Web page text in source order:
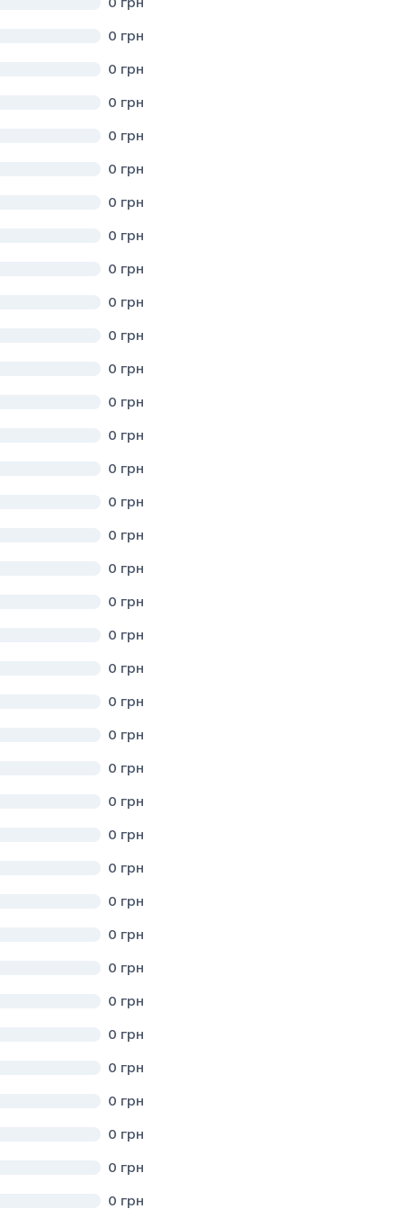
0 грн
громади Львівського району Львівської області"
0 грн
СТРИЙСЬКОГО РАЙОНУ ЛЬВІВСЬКОЇ ОБЛАСТІ"
0 грн
0 грн
0 грн
0 грн
ЛЬВІВСЬКОГО РАЙОНУ ЛЬВІВСЬКОЇ ОБЛАСТІ
0 грн
0 грн
району Львівської області
0 грн
0 грн
району Львівської області
0 грн
РАЙОНУ ЛЬВІВСЬКОЇ ОБЛАСТІ
0 грн
району Львівської області
0 грн
0 грн
0 грн
0 грн
СІЛЬСЬКОЇ РАДИ
0 грн
району Львівської області»
0 грн
0 грн
Місто" Самбірського району Львівської області
0 грн
СМТ. НИЖАНКОВИЧІ САМБІРСЬКОГО РАЙОНУ
0 грн
0 грн
0 грн
0 грн
0 грн
0 грн
центр"
0 грн
0 грн
0 грн
ДОПОМОГИ ТА МЕДИЦИНИ КАТАСТРОФ"
0 грн
0 грн
0 грн
0 грн
0 грн
0 грн
0 грн